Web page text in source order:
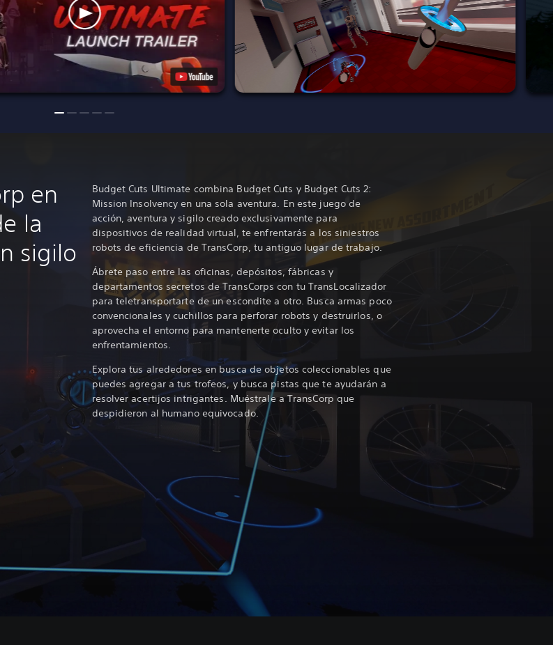
en
la
sigilo
Budget Cuts Ultimate combina Budget Cuts y Budget Cuts 2:
Mission Insolvency en una sola aventura. En este juego de
acción, aventura y sigilo creado exclusivamente para
dispositivos de realidad virtual, te enfrentarás a los siniestros
robots de eficiencia de TransCorp, tu antiguo lugar de trabajo.
Ábrete paso entre las oficinas, depósitos, fábricas y
departamentos secretos de TransCorps con tu TransLocalizador
para teletransportarte de un escondite a otro. Busca armas poco
convencionales y cuchillos para perforar robots y destruirlos, o
aprovecha el entorno para mantenerte oculto y evitar los
enfrentamientos.
Explora tus alrededores en busca de objetos coleccionables que
puedes agregar a tus trofeos, y busca pistas que te ayudarán a
resolver acertijos intrigantes. Muéstrale a TransCorp que
despidieron al humano equivocado.